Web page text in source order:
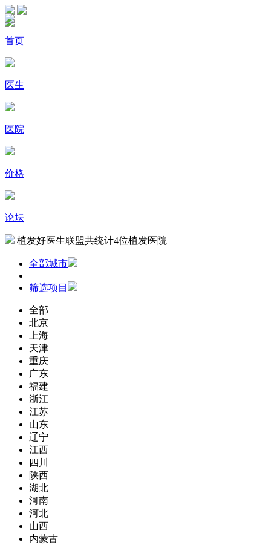
首页
医生
医院
价格
论坛
植发好医生联盟共统计4位植发医院
全部城市
筛选项目
全部
北京
上海
天津
重庆
广东
福建
浙江
江苏
山东
辽宁
江西
四川
陕西
湖北
河南
河北
山西
内蒙古